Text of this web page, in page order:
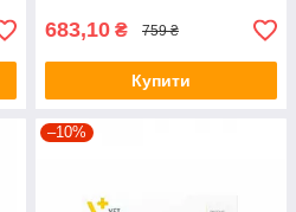
683,10 ₴ 759 ₴
Купити
–10%